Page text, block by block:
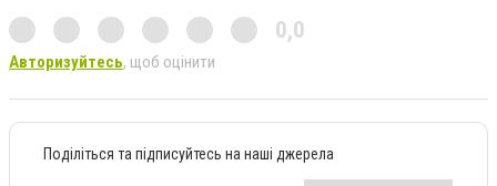
0,0
Авторизуйтесь, щоб оцінити
Поділіться та підписуйтесь на наші джерела